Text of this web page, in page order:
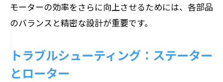
モーターの効率をさらに向上させるためには、各部品
のバランスと精密な設計が重要です。
トラブルシューティング：ステーター
とローター